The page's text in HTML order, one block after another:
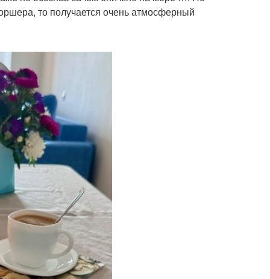
то получается очень атмосферный